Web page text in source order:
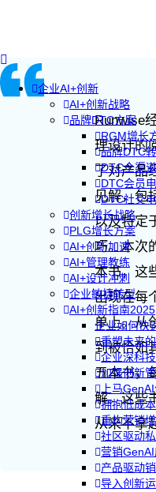
企业AI+创新
AI+创新战略
品牌DTC方案
RGM增长
品牌DTC
DTC全渠
DTC会员
DTC社交
创新增长战略
PLG增长方案
AI+创新加速
AI+管理教练
AI+设计冲刺
企业敏捷转型
AI+创新指南2025
企业如何快
重塑未来
企业深科
加强创新
上马
拥抱低成
重构营销
社区驱动
营销GenAI
产品驱动
导入创新
Runwise
理设计的
了对产品
见解，包
以及特定
巧。本次
本书，这
出现在每
单上。从
到被恰如
五本书，
解。这些
从来不拿